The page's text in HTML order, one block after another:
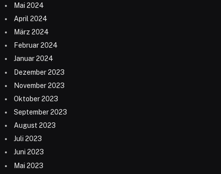
Mai 2024
April 2024
März 2024
Februar 2024
Januar 2024
Dezember 2023
November 2023
Oktober 2023
September 2023
August 2023
Juli 2023
Juni 2023
Mai 2023